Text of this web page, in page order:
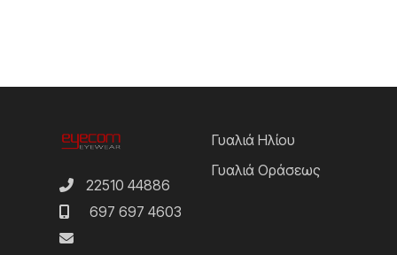
22510 44886
697 697 4603
Γυαλιά Ηλίου
Γυαλιά Οράσεως